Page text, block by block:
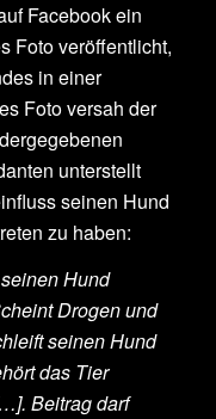
Facebook ein
Foto veröffentlicht,
in einer
Foto versah der
unterstellt
seinen Hund
zu haben:
Hund
Drogen und
seinen Hund
das Tier
Beitrag darf